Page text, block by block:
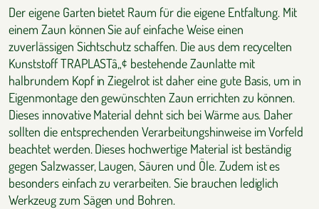
Der eigene Garten bietet Raum für die eigene Entfaltung. Mit
einem Zaun können Sie auf einfache Weise einen
zuverlässigen Sichtschutz schaffen. Die aus dem recycelten
Kunststoff TRAPLASTâ„¢ bestehende Zaunlatte mit
halbrundem Kopf in Ziegelrot ist daher eine gute Basis, um in
Eigenmontage den gewünschten Zaun errichten zu können.
Dieses innovative Material dehnt sich bei Wärme aus. Daher
sollten die entsprechenden Verarbeitungshinweise im Vorfeld
beachtet werden. Dieses hochwertige Material ist beständig
gegen Salzwasser, Laugen, Säuren und Öle. Zudem ist es
besonders einfach zu verarbeiten. Sie brauchen lediglich
Werkzeug zum Sägen und Bohren.